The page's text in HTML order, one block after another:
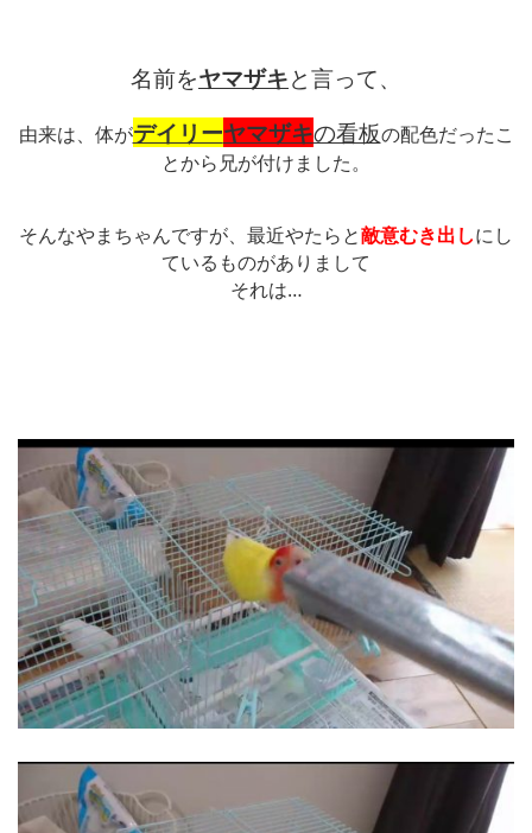
名前をヤマザキと言って、
由来は、体がデイリーヤマザキの看板の配色だったこ
とから兄が付けました。
そんなやまちゃんですが、最近やたらと敵意むき出しにし
ているものがありまして
それは…